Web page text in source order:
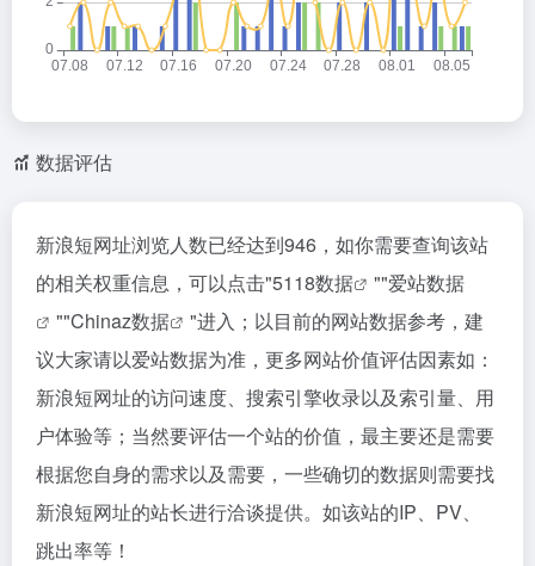
数据评估
新浪短网址浏览人数已经达到946，如你需要查询该站
的相关权重信息，可以点击"5118数据 ""爱站数据
""Chinaz数据
"进入；以目前的网站数据参考，建
议大家请以爱站数据为准，更多网站价值评估因素如：
新浪短网址的访问速度、搜索引擎收录以及索引量、用
户体验等；当然要评估一个站的价值，最主要还是需要
根据您自身的需求以及需要，一些确切的数据则需要找
新浪短网址的站长进行洽谈提供。如该站的IP、PV、
跳出率等！